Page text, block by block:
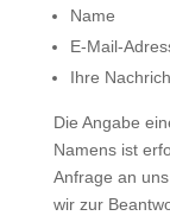
Name
E-Mail-
Ihre
Die Angabe
Namens ist
Anfrage an
wir zur